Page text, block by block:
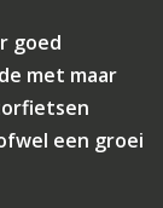
goed
met maar
een groei